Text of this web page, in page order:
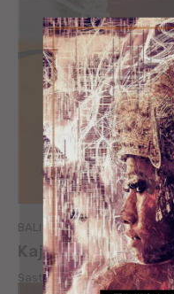
BALI
Kajeng Kliwon –
Sastra Bali - November 23,